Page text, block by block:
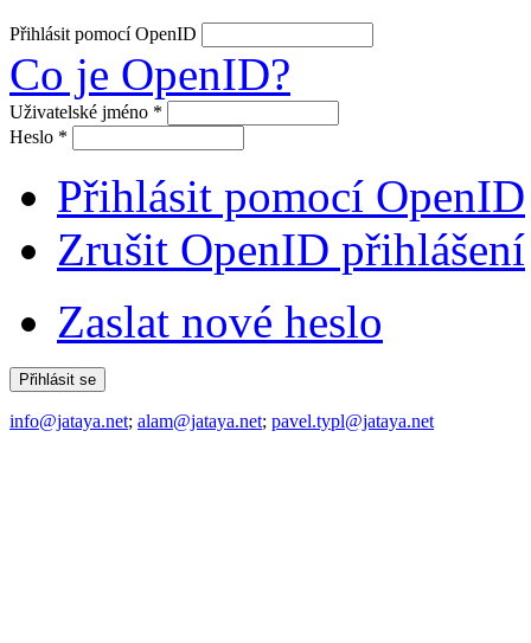
Přihlásit pomocí OpenID
Co je OpenID?
Uživatelské jméno *
Heslo *
Přihlásit pomocí OpenID
Zrušit OpenID přihlášení
Zaslat nové heslo
info@jataya.net; alam@jataya.net; pavel.typl@jataya.net